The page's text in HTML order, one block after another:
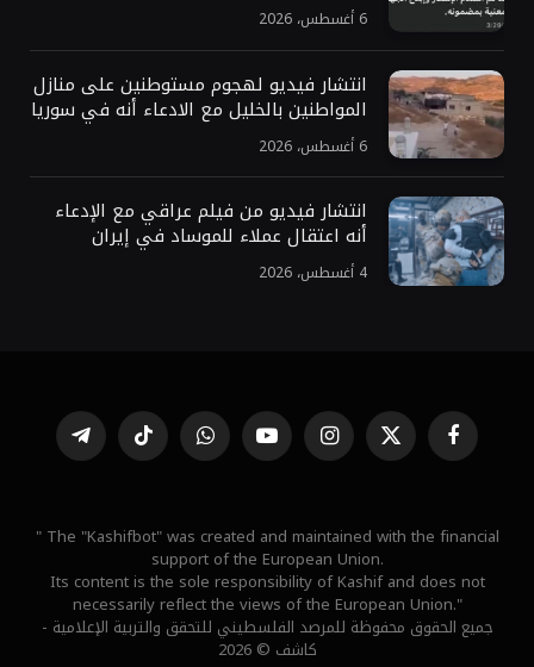
6 أغسطس، 2026
انتشار فيديو لهجوم مستوطنين على منازل
المواطنين بالخليل مع الادعاء أنه في سوريا
6 أغسطس، 2026
انتشار فيديو من فيلم عراقي مع الإدعاء
أنه اعتقال عملاء للموساد في إيران
4 أغسطس، 2026
فيسبوك X
(Twitter)
الانستغراميوتيوب واتساب تيكتوك تيلقرام
" The "Kashifbot" was created and maintained with the financial
support of the European Union.
Its content is the sole responsibility of Kashif and does not
necessarily reflect the views of the European Union."
جميع الحقوق محفوظة للمرصد الفلسطيني للتحقق والتربية الإعلامية -
كاشف © 2026